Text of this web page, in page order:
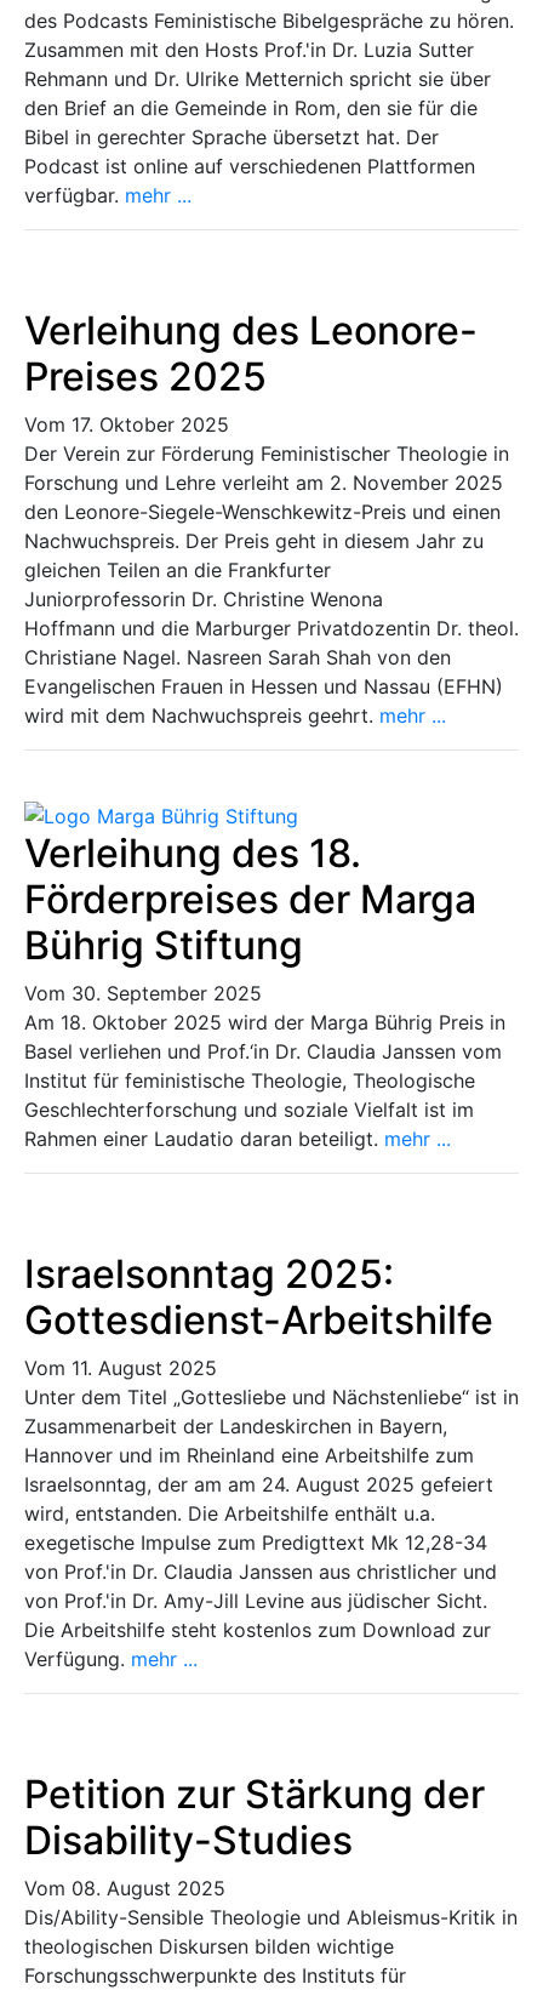
des Podcasts Feministische Bibelgespräche zu hören.
Zusammen mit den Hosts Prof.'in Dr. Luzia Sutter
Rehmann und Dr. Ulrike Metternich spricht sie über
den Brief an die Gemeinde in Rom, den sie für die
Bibel in gerechter Sprache übersetzt hat. Der
Podcast ist online auf verschiedenen Plattformen
verfügbar. mehr ...
Verleihung des Leonore-
Preises 2025
Vom 17. Oktober 2025
Der Verein zur Förderung Feministischer Theologie in
Forschung und Lehre verleiht am 2. November 2025
den Leonore-Siegele-Wenschkewitz-Preis und einen
Nachwuchspreis. Der Preis geht in diesem Jahr zu
gleichen Teilen an die Frankfurter
Juniorprofessorin Dr. Christine Wenona
Hoffmann und die Marburger Privatdozentin Dr. theol.
Christiane Nagel. Nasreen Sarah Shah von den
Evangelischen Frauen in Hessen und Nassau (EFHN)
wird mit dem Nachwuchspreis geehrt. mehr ...
Verleihung des 18.
Förderpreises der Marga
Bührig Stiftung
Vom 30. September 2025
Am 18. Oktober 2025 wird der Marga Bührig Preis in
Basel verliehen und Prof.‘in Dr. Claudia Janssen vom
Institut für feministische Theologie, Theologische
Geschlechterforschung und soziale Vielfalt ist im
Rahmen einer Laudatio daran beteiligt. mehr ...
Israelsonntag 2025:
Gottesdienst-Arbeitshilfe
Vom 11. August 2025
Unter dem Titel „Gottesliebe und Nächstenliebe“ ist in
Zusammenarbeit der Landeskirchen in Bayern,
Hannover und im Rheinland eine Arbeitshilfe zum
Israelsonntag, der am am 24. August 2025 gefeiert
wird, entstanden. Die Arbeitshilfe enthält u.a.
exegetische Impulse zum Predigttext Mk 12,28-34
von Prof.'in Dr. Claudia Janssen aus christlicher und
von Prof.'in Dr. Amy-Jill Levine aus jüdischer Sicht.
Die Arbeitshilfe steht kostenlos zum Download zur
Verfügung. mehr ...
Petition zur Stärkung der
Disability-Studies
Vom 08. August 2025
Dis/Ability-Sensible Theologie und Ableismus-Kritik in
theologischen Diskursen bilden wichtige
Forschungsschwerpunkte des Instituts für